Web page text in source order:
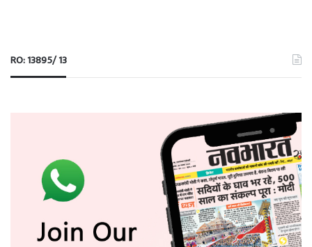
RO: 13895/ 13